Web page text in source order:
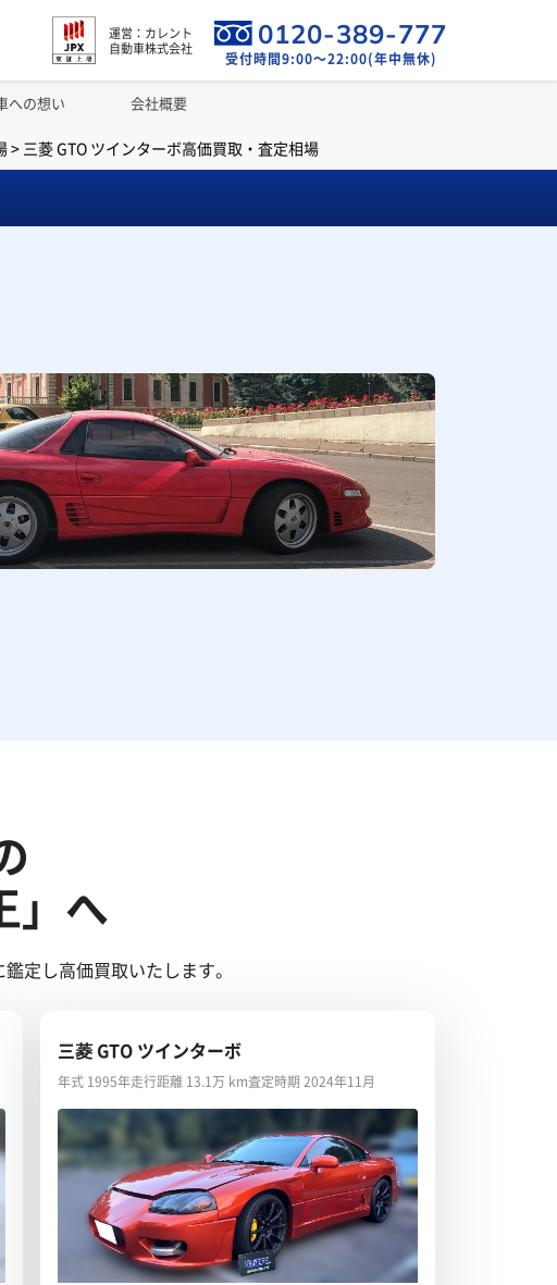
運営：カレント
自動車株式会社
0120-389-777
受付時間9:00～22:00(年中無休)
への想い 会社概要
> 三菱 GTO ツインターボ高価買取・査定相場
」へ
定し高価買取いたします。
三菱 GTO ツインターボ
年式 1995年走行距離 13.1万 km査定時期 2024年11月